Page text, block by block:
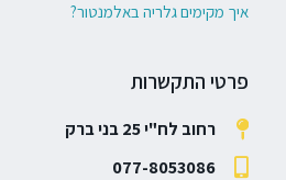
איך מקימים גלריה באלמנטור?
פרטי התקשרות
רחוב לח"י 25 בני ברק
077-8053086